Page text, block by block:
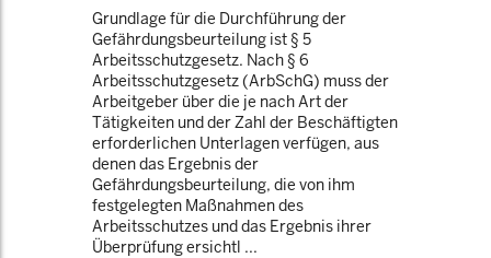
Grundlage für die Durchführung der
Gefährdungsbeurteilung ist § 5
Arbeitsschutzgesetz. Nach § 6
Arbeitsschutzgesetz (ArbSchG) muss der
Arbeitgeber über die je nach Art der
Tätigkeiten und der Zahl der Beschäftigten
erforderlichen Unterlagen verfügen, aus
denen das Ergebnis der
Gefährdungsbeurteilung, die von ihm
festgelegten Maßnahmen des
Arbeitsschutzes und das Ergebnis ihrer
Überprüfung ersichtl ...